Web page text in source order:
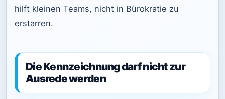
hilft kleinen Teams, nicht in Bürokratie zu
erstarren.
Die Kennzeichnung darf nicht zur
Ausrede werden